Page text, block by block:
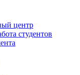
центр
студентов